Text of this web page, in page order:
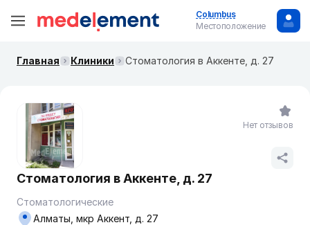
Columbus
Местоположение
Главная Клиники Стоматология в Аккенте, д. 27
Стоматология в Аккенте, д. 27
Стоматологические
Алматы, мкр Аккент, д. 27
Нет отзывов